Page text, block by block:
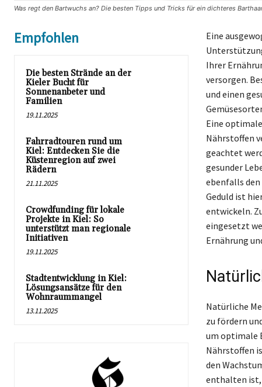
Was regt den Bartwuchs an? Die besten Tipps und Tricks für ein dichteres
Empfohlen
Die besten Strände an der
Kieler Bucht für
Sonnenanbeter und
Familien
19.11.2025
Fahrradtouren rund um
Kiel: Entdecken Sie die
Küstenregion auf zwei
Rädern
21.11.2025
Crowdfunding für lokale
Projekte in Kiel: So
unterstützt man regionale
Initiativen
19.11.2025
Stadtentwicklung in Kiel:
Lösungsansätze für den
Wohnraummangel
13.11.2025
Eine
Ihrer
versorgen.
und einen
Eine
Nährstoffen
geachtet
gesunder
ebenfalls
Geduld ist
entwickeln.
eingesetzt
Ernährung
Natürliche
zu fördern
um optimale
Nährstoffen
den
enthalten ist,